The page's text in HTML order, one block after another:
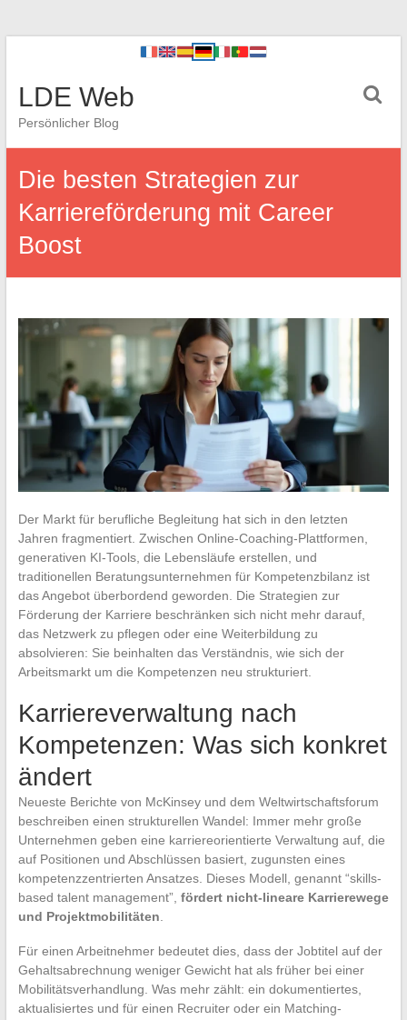
LDE Web
Persönlicher Blog
Die besten Strategien zur
Karriereförderung mit Career
Boost
Der Markt für berufliche Begleitung hat sich in den letzten
Jahren fragmentiert. Zwischen Online-Coaching-Plattformen,
generativen KI-Tools, die Lebensläufe erstellen, und
traditionellen Beratungsunternehmen für Kompetenzbilanz ist
das Angebot überbordend geworden. Die Strategien zur
Förderung der Karriere beschränken sich nicht mehr darauf,
das Netzwerk zu pflegen oder eine Weiterbildung zu
absolvieren: Sie beinhalten das Verständnis, wie sich der
Arbeitsmarkt um die Kompetenzen neu strukturiert.
Karriereverwaltung nach
Kompetenzen: Was sich konkret
ändert
Neueste Berichte von McKinsey und dem Weltwirtschaftsforum
beschreiben einen strukturellen Wandel: Immer mehr große
Unternehmen geben eine karriereorientierte Verwaltung auf, die
auf Positionen und Abschlüssen basiert, zugunsten eines
kompetenzzentrierten Ansatzes. Dieses Modell, genannt “skills-
based talent management”, fördert nicht-lineare Karrierewege
und Projektmobilitäten
Für einen Arbeitnehmer bedeutet dies, dass der Jobtitel auf der
Gehaltsabrechnung weniger Gewicht hat als früher bei einer
Mobilitätsverhandlung. Was mehr zählt: ein dokumentiertes,
aktualisiertes und für einen Recruiter oder ein Matching-